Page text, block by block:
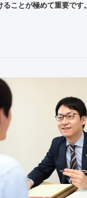
ることが極めて重要です。